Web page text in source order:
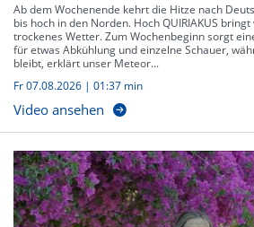
Ab dem Wochenende kehrt die Hitze nach
bis hoch in den Norden. Hoch QUIRIAKUS
trockenes Wetter. Zum Wochenbeginn sorgt
für etwas Abkühlung und einzelne Schauer,
bleibt, erklärt unser Meteor...
Fr 07.08.2026 | 01:37 min
Video ansehen